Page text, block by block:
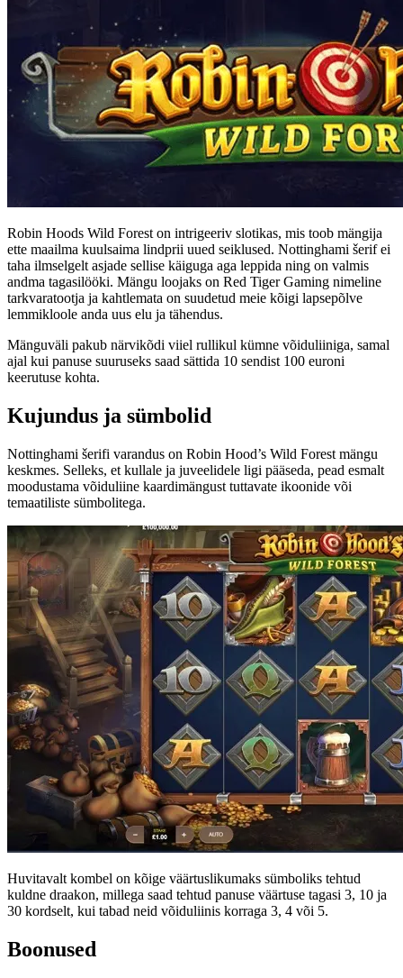
Robin Hoods Wild Forest on intrigeeriv slotikas, mis toob mängija
ette maailma kuulsaima lindprii uued seiklused. Nottinghami šerif ei
taha ilmselgelt asjade sellise käiguga aga leppida ning on valmis
andma tagasilööki. Mängu loojaks on Red Tiger Gaming nimeline
tarkvaratootja ja kahtlemata on suudetud meie kõigi lapsepõlve
lemmikloole anda uus elu ja tähendus.
Mänguväli pakub närvikõdi viiel rullikul kümne võiduliiniga, samal
ajal kui panuse suuruseks saad sättida 10 sendist 100 euroni
keerutuse kohta.
Kujundus ja sümbolid
Nottinghami šerifi varandus on Robin Hood’s Wild Forest mängu
keskmes. Selleks, et kullale ja juveelidele ligi pääseda, pead esmalt
moodustama võiduliine kaardimängust tuttavate ikoonide või
temaatiliste sümbolitega.
Huvitavalt kombel on kõige väärtuslikumaks sümboliks tehtud
kuldne draakon, millega saad tehtud panuse väärtuse tagasi 3, 10 ja
30 kordselt, kui tabad neid võiduliinis korraga 3, 4 või 5.
Boonused